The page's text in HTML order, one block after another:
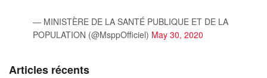
— MINISTÈRE DE LA SANTÉ PUBLIQUE ET DE LA
POPULATION (@MsppOfficiel) May 30, 2020
Articles récents